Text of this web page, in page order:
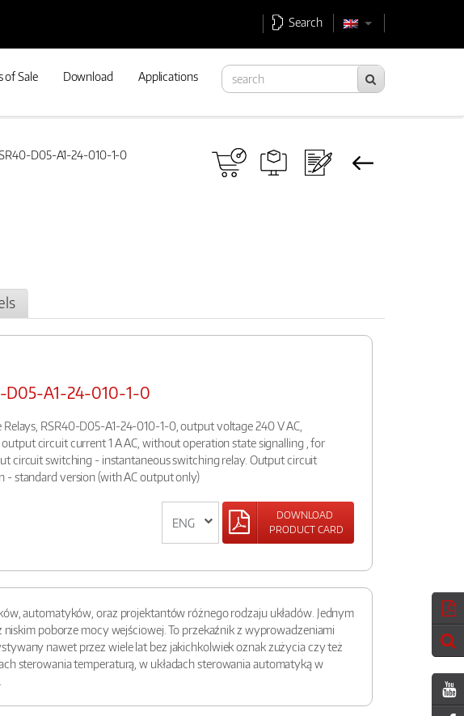
Search
of Sale Download Applications
D05-A1-24-010-1-0
D05-A1-24-010-1-0
Relays, RSR40-D05-A1-24-010-1-0, output voltage 240 V AC,
circuit current 1 A AC, without operation state signalling , for
circuit switching - instantaneous switching relay. Output circuit
- standard version (with AC output only)
DOWNLOAD
PRODUCT CARD
automatyków, oraz projektantów różnego rodzaju układów. Jednym
poborze mocy wejściowej. To przekaźnik z wyprowadzeniami
nawet przez wiele lat bez jakichkolwiek oznak zużycia czy też
sterowania temperaturą, w układach sterowania automatyką w